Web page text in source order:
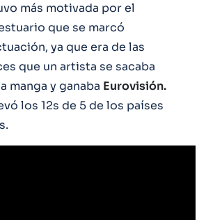
más motivada por el
que se marcó
ya que era de las
que un artista se sacaba
manga y ganaba Eurovisión.
los 12s de 5 de los países